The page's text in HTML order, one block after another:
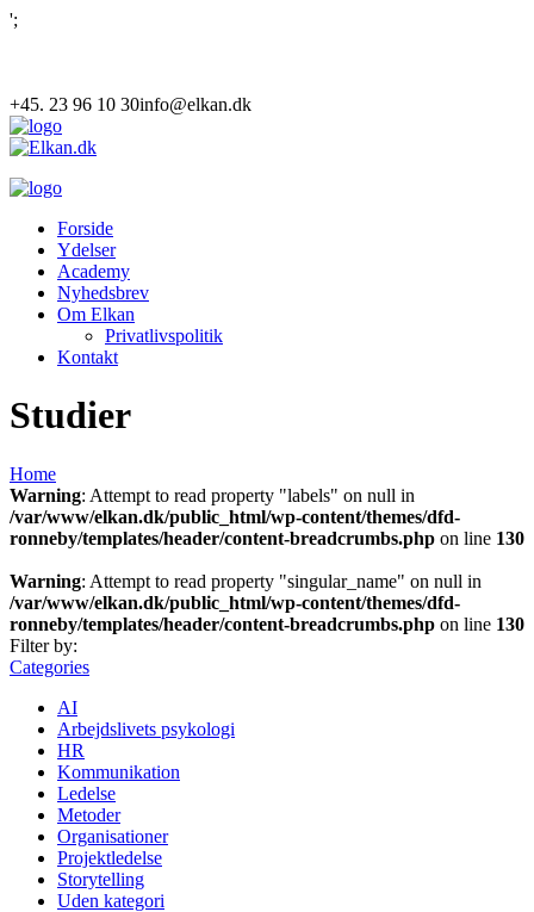
';
+45. 23 96 10 30info@elkan.dk
Forside
Ydelser
Academy
Nyhedsbrev
Om Elkan
Privatlivspolitik
Kontakt
Studier
Home
Warning: Attempt to read property "labels" on null in
/var/www/elkan.dk/public_html/wp-content/themes/dfd-
ronneby/templates/header/content-breadcrumbs.php on line 130
Warning: Attempt to read property "singular_name" on null in
/var/www/elkan.dk/public_html/wp-content/themes/dfd-
ronneby/templates/header/content-breadcrumbs.php on line 130
Filter by:
Categories
AI
Arbejdslivets psykologi
HR
Kommunikation
Ledelse
Metoder
Organisationer
Projektledelse
Storytelling
Uden kategori